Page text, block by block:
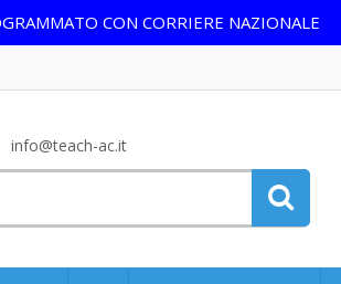
CON CORRIERE NAZIONALE
info@teach-ac.it